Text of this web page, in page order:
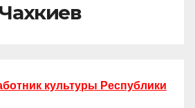
Чахкиев
культуры Республики